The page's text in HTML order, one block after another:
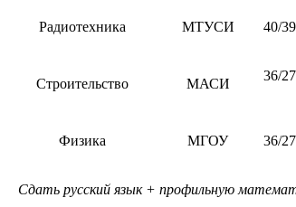
Радиотехника МТУСИ 40/
Строительство МАСИ
36/
Физика МГОУ 36/
Сдать русский язык + профильную